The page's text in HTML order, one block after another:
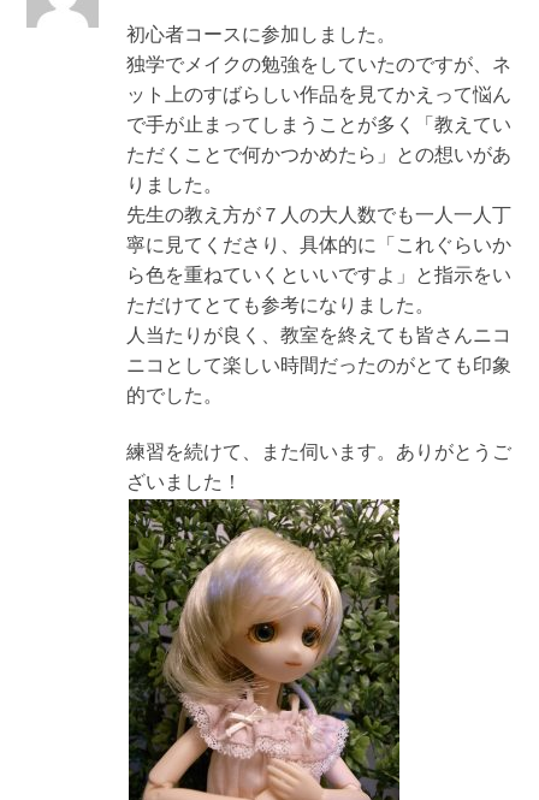
初心者コースに参加しました。
独学でメイクの勉強をしていたのですが、ネ
ット上のすばらしい作品を見てかえって悩ん
で手が止まってしまうことが多く「教えてい
ただくことで何かつかめたら」との想いがあ
りました。
先生の教え方が７人の大人数でも一人一人丁
寧に見てくださり、具体的に「これぐらいか
ら色を重ねていくといいですよ」と指示をい
ただけてとても参考になりました。
人当たりが良く、教室を終えても皆さんニコ
ニコとして楽しい時間だったのがとても印象
的でした。
練習を続けて、また伺います。ありがとうご
ざいました！